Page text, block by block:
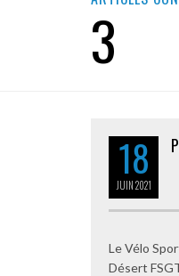
3
18
JUIN2021
Le Vélo
Désert